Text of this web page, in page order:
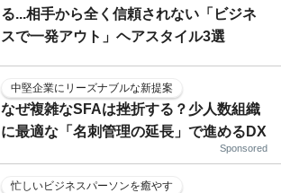
る...相手から全く信頼されない「ビジネ
スで一発アウト」ヘアスタイル3選
中堅企業にリーズナブルな新提案
なぜ複雑なSFAは挫折する？少人数組織
に最適な「名刺管理の延長」で進めるDX
Sponsored
忙しいビジネスパーソンを癒やす